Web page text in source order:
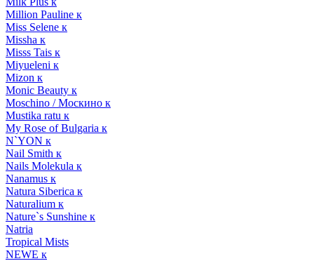
Million Pauline к
Miss Selene к
Missha к
Misss Tais к
Miyueleni к
Mizon к
Monic Beauty к
Moschino / Москино к
Mustika ratu к
My Rose of Bulgaria к
N`YON к
Nail Smith к
Nails Molekula к
Nanamus к
Natura Siberica к
Naturalium к
Nature`s Sunshine к
Natria
Tropical Mists
NEWE к